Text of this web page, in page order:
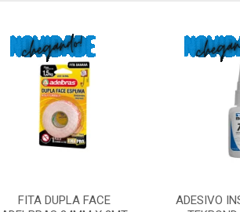
FITA DUPLA FACE
ADESIVO